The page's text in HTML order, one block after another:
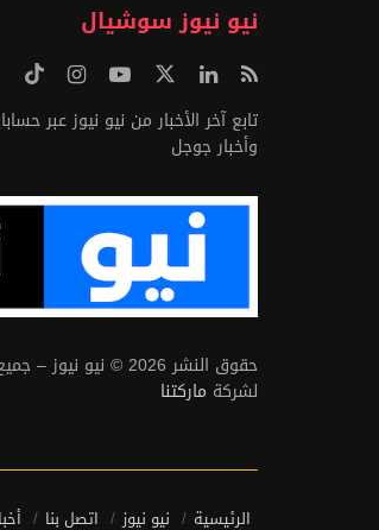
نيو نيوز سوشيال
تابع آخر الأخبار من نيو نيوز عبر
وأخبار جوجل
حقوق النشر 2026 © نيو
لشركة ماركتنا
الرئيسية نيو نيوز اتصل بنا